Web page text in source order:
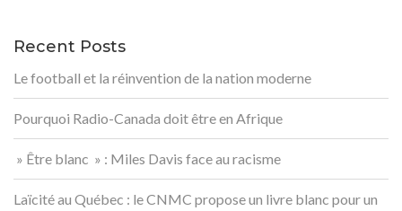
Recent Posts
Le football et la réinvention de la nation moderne
Pourquoi Radio-Canada doit être en Afrique
» Être blanc » : Miles Davis face au racisme
Laïcité au Québec : le CNMC propose un livre blanc pour un